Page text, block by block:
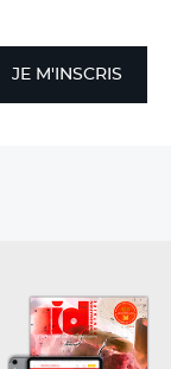
JE M'INSCRIS